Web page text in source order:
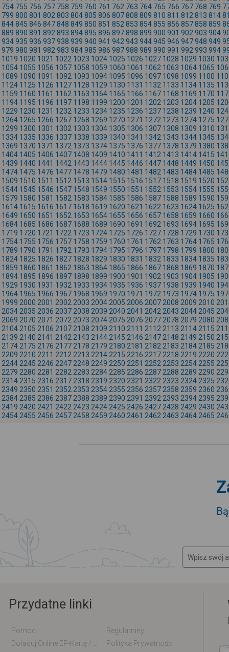
754 755 756 757 758 759 760 761 762 763 764 765 766 767 768 769
799 800 801 802 803 804805 806 807808 809 810 811 812 813 814
844845 846 847848 849 850 851 852 853 854855 856 857858 859
889 890 891 892 893 894895 896 897898 899 900 901 902 903 904
934935 936 937938 939 940 941 942 943 944945 946 947948 949
979 980 981 982 983 984985 986 987988 989 990 991 992 993 994
1019 1020 1021 1022 1023 1024 1025 1026 1027 1028 1029 1030
1054 1055 1056 1057 1058 1059 1060 1061 1062 1063 1064 1065
1089 1090 1091 1092 1093 1094 1095 1096 1097 1098 1099 1100
1124 1125 1126 1127 1128 1129 1130 1131 1132 1133 1134 1135
1159 1160 1161 1162 1163 1164 1165 1166 1167 1168 1169 1170
1194 1195 1196 1197 1198 1199 1200 1201 1202 1203 1204 1205
1229 1230 1231 1232 1233 1234 1235 1236 1237 1238 1239 1240
1264 1265 1266 1267 1268 1269 1270 1271 1272 1273 1274 1275
1299 1300 1301 1302 1303 1304 1305 1306 1307 1308 1309 1310
1334 1335 1336 1337 1338 1339 1340 1341 1342 1343 1344 1345
1369 1370 1371 1372 1373 1374 1375 1376 1377 1378 1379 1380
1404 1405 1406 1407 1408 1409 1410 1411 1412 1413 1414 1415
1439 1440 1441 1442 1443 1444 1445 1446 1447 1448 1449 1450
1474 1475 1476 1477 1478 1479 1480 1481 1482 1483 1484 1485
1509 1510 1511 1512 1513 1514 1515 1516 1517 1518 1519 1520
1544 1545 1546 1547 1548 1549 1550 1551 1552 1553 1554 1555
1579 1580 1581 1582 1583 1584 1585 1586 1587 1588 1589 1590
1614 1615 1616 1617 1618 1619 1620 1621 1622 1623 1624 1625
1649 1650 1651 1652 1653 1654 1655 1656 1657 1658 1659 1660
1684 1685 1686 1687 1688 1689 1690 1691 1692 1693 1694 1695
1719 1720 1721 1722 1723 1724 1725 1726 1727 1728 1729 1730
1754 1755 1756 1757 1758 1759 1760 1761 1762 1763 1764 1765
1789 1790 1791 1792 1793 1794 1795 1796 1797 1798 1799 1800
1824 1825 1826 1827 1828 1829 1830 1831 1832 1833 1834 1835
1859 1860 1861 1862 1863 1864 1865 1866 1867 1868 1869 1870
1894 1895 1896 1897 1898 1899 1900 1901 1902 1903 1904 1905
1929 1930 1931 1932 1933 1934 1935 1936 1937 1938 1939 1940
1964 1965 1966 1967 1968 1969 1970 1971 1972 1973 1974 1975
1999 2000 2001 2002 2003 2004 2005 2006 2007 2008 2009 2010
2034 2035 2036 2037 2038 2039 2040 2041 2042 2043 2044 2045
2069 2070 2071 2072 2073 2074 2075 2076 2077 2078 2079 2080
2104 2105 2106 2107 2108 2109 2110 2111 2112 2113 2114 2115
2139 2140 2141 2142 2143 2144 2145 2146 2147 2148 2149 2150
2174 2175 2176 2177 2178 2179 2180 2181 2182 2183 2184 2185
2209 2210 2211 2212 2213 2214 2215 2216 2217 2218 2219 2220
2244 2245 2246 2247 2248 2249 2250 2251 2252 2253 2254 2255
2279 2280 2281 2282 2283 2284 2285 2286 2287 2288 2289 2290
2314 2315 2316 2317 2318 2319 2320 2321 2322 2323 2324 2325
2349 2350 2351 2352 2353 2354 2355 2356 2357 2358 2359 2360
2384 2385 2386 2387 2388 2389 2390 2391 2392 2393 2394 2395
2419 2420 2421 2422 2423 2424 2425 2426 2427 2428 2429 2430
2454 2455 2456 2457 2458 2459 2460 2461 2462 2463 2464 2465
Przydatne linki
Pomoc
Regulaminy
Polityka Prywatności